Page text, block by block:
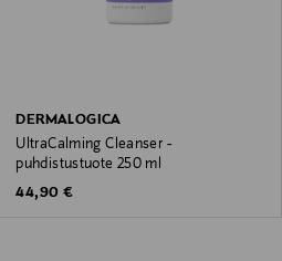
DERMALOGICA
UltraCalming Cleanser -
puhdistustuote 250 ml
Original Price
44,90 €